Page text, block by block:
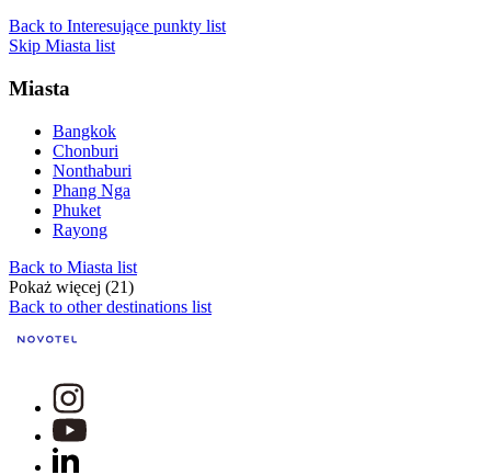
Back to Interesujące punkty list
Skip Miasta list
Miasta
Bangkok
Chonburi
Nonthaburi
Phang Nga
Phuket
Rayong
Back to Miasta list
Pokaż więcej (21)
Back to other destinations list